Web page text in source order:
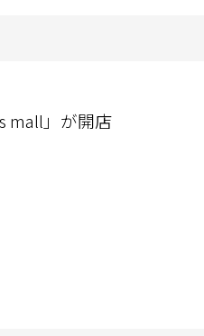
mall」が開店